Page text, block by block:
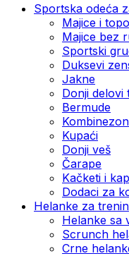
Sportska odeća
Majice i
Majice bez
Sportski
Duksevi
Jakne
Donji delovi
Bermude
Kupaći
Donji veš
Čarape
Kačketi i
Dodaci za
Helanke za
Helanke sa
Scrunch
Crne